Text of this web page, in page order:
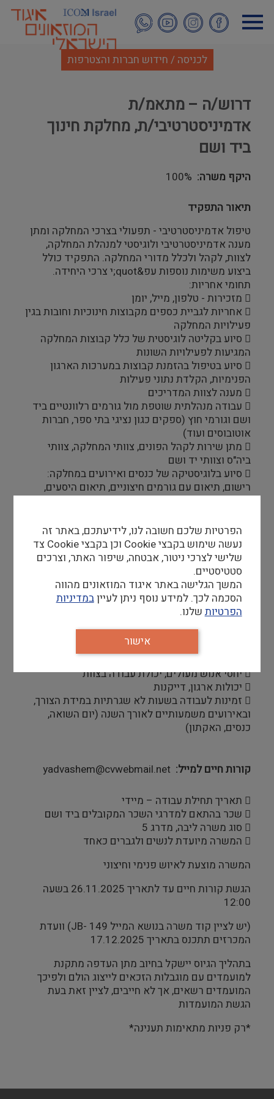
לתוכן
העיקרי
לכניסה / חידוש חברות והצטרפות
דרוש/ה – מתאמ/ת
אדמיניסטרטיבי/ת, מחלקת חינוך
ביד ושם
היקף משרה 100%
תיאור התפקיד
טיפול אדמיניסטרטיבי - תפעולי בצרכי המחלקה ומתן
מענה אדמיניסטרטיבי ולוגיסטי למנהלת המחלקה,
לצוות, לקהל ולכלל מדורי המחלקה. התפקיד כולל
ביצוע משימות נוספות עפ&quot;י צרכי היחידה.
תחומי אחריות:
 מזכירות - טלפון, מייל, יומן
 אחריות לגביית כספים מקבוצות חינוכיות וחובות בגין
פעילויות המחלקה
 סיוע בקליטה לוגיסטית של כלל קבוצות המחלקה
המגיעות לפעילויות השונות
 סיוע בטיפול בהזמנת קבוצות במערכות הארגון
הפנימיות, הקלדת נתוני פעילות
 מענה לצוות המדריכים
 עבודה מנהלתית שוטפת מול גורמים רלוונטיים ביד
ושם וגורמי חוץ (ספקים כגון נציגי בתי ספר, חברות
אוטובוסים ועוד)
 מתן שירות לקהל הפונים, צוותי המחלקה, צוותי
ביה"ס וצוותי יד ושם
 סיוע בלוגיסטיקה של כנסים ואירועים במחלקה:
רישום, תיאום עם גורמים חיצוניים, תיאום היסעים,
מלונות וכו'
דרישות סף
 יחסי אנוש מעולים, יכולת עבודה בצוות
 יכולות ארגון, דייקנות
 זמינות לעבודה בשעות לא שגרתיות במידת הצורך,
ובאירועים משמעותיים לאורך השנה (יום השואה,
כנסים, האקתון)
קורות חיים למייל yadvashem@cvwebmail.net
 תאריך תחילת עבודה – מיידי
 שכר בהתאם למדרגי השכר המקובלים ביד ושם
 סוג משרה ליבה, מדרג 5
 המשרה מיועדת לנשים ולגברים כאחד
המשרה מוצעת לאיוש פנימי וחיצוני
הגשת קורות חיים עד לתאריך 26.11.2025 בשעה
12:00
(יש לציין קוד משרה בנושא המייל JB- 149) וועדת
המכרזים תתכנס בתאריך 17.12.2025
בתהליך הגיוס יישקל בחיוב מתן העדפה מתקנת
למועמדים עם מוגבלות הזכאים לייצוג הולם ולפיכך
המועמדים רשאים, אך לא חייבים, לציין זאת בעת
הגשת המועמדות
*רק פניות מתאימות תענינה*
הפרטיות שלכם חשובה לנו, לידיעתכם, באתר זה
נעשה שימוש בקבצי Cookie וכן בקבצי Cookie צד
שלישי לצרכי ניטור, אבטחה, שיפור האתר, וצרכים
סטטיסטיים.
המשך הגלישה באתר איגוד המוזאונים מהווה
הסכמה לכך. למידע נוסף ניתן לעייןבמדיניות
הפרטיות שלנו.
אישור